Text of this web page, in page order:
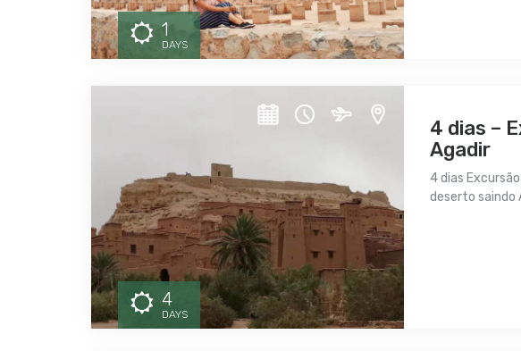
1
DAYS
4
DAYS
4 dias –
Agadir
4 dias
deserto saindo